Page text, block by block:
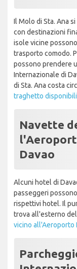
Il Molo di Sta. Ana
con destinazioni
isole vicine
trasporto comodo.
possono prendere
Internazionale di
di Sta. Ana costa
traghetto
Navette
Davao
Alcuni hotel di
passeggeri
rispettivi hotel. Il
trova all'esterno
vicino all'Aeroporto